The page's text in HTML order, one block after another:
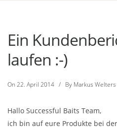
Ein
laufen :-)
On 22. April 2014 / By Markus Welters
Hallo Successful Baits Team,
ich bin auf eure Produkte bei